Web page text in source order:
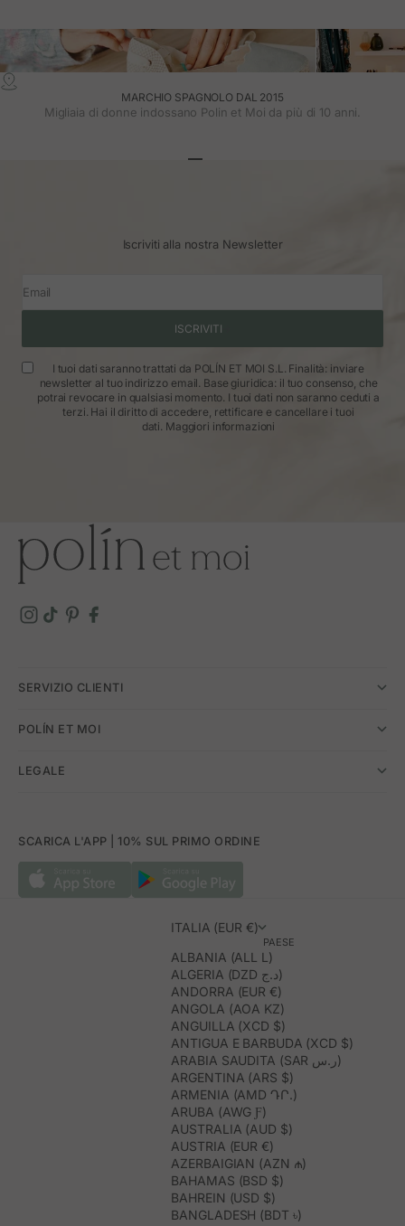
MARCHIO SPAGNOLO DAL 2015
Migliaia di donne indossano Polin et Moi da più di 10 anni.
Iscriviti alla nostra Newsletter
Email
ISCRIVITI
I tuoi dati saranno trattati da POLÍN ET MOI S.L. Finalità: inviare
newsletter al tuo indirizzo email. Base giuridica: il tuo consenso, che
potrai revocare in qualsiasi momento. I tuoi dati non saranno ceduti a
terzi. Hai il diritto di accedere, rettificare e cancellare i tuoi
dati. Maggiori informazioni
SERVIZIO CLIENTI
POLÍN ET MOI
LEGALE
SCARICA L'APP | 10% SUL PRIMO ORDINE
ITALIA (EUR €)
PAESE
ALBANIA (ALL L)
ALGERIA (DZD د.ج)
ANDORRA (EUR €)
ANGOLA (AOA KZ)
ANGUILLA (XCD $)
ANTIGUA E BARBUDA (XCD $)
ARABIA SAUDITA (SAR ر.س)
ARGENTINA (ARS $)
ARMENIA (AMD ԴՐ.)
ARUBA (AWG Ƒ)
AUSTRALIA (AUD $)
AUSTRIA (EUR €)
AZERBAIGIAN (AZN ₼)
BAHAMAS (BSD $)
BAHREIN (USD $)
BANGLADESH (BDT ৳)